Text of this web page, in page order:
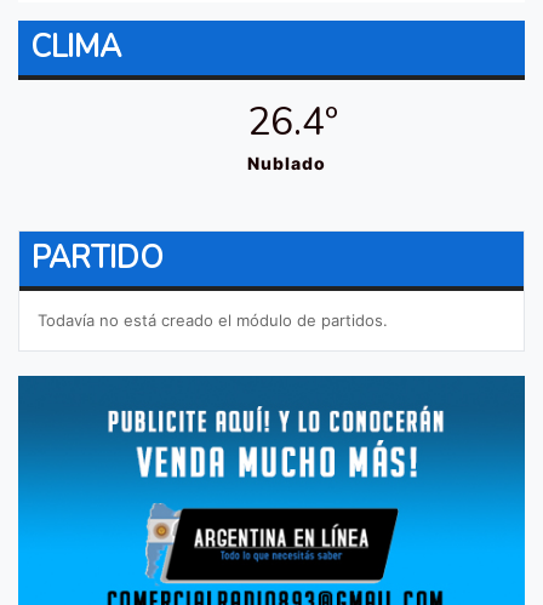
CLIMA
26.4º
Nublado
PARTIDO
Todavía no está creado el módulo de partidos.